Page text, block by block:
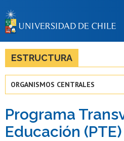
ESTRUCTURA
ORGANISMOS CENTRALES
Programa
Educación (PTE)